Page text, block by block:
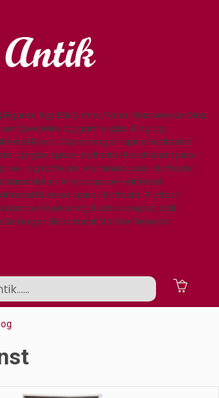
Figurer. Kgl. B&G, mm. Varia Glasservice Glas,
Specielle og gamle glas Bing og
Royal Copenhagen spise-kaffestel
Lyngby spise- kaffestel Rørstrand spise-
og kaffestel Aluminia spise- kaffestel
Maleri Arabia spise-kaffestel
Diverse spise- kaffestel Platter /
Lamper/belysning Bestik sølvplet, stål
bøger Billedkunst Møbler Nyheder